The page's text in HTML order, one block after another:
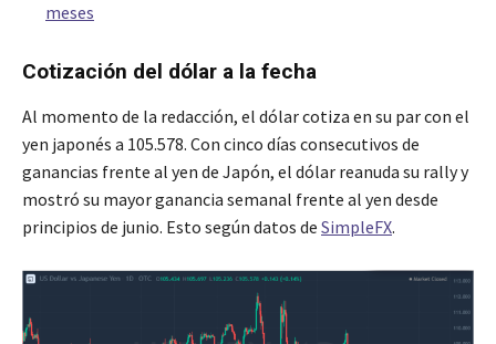
meses
Cotización del dólar a la fecha
Al momento de la redacción, el dólar cotiza en su par con el
yen japonés a 105.578. Con cinco días consecutivos de
ganancias frente al yen de Japón, el dólar reanuda su rally y
mostró su mayor ganancia semanal frente al yen desde
principios de junio. Esto según datos de SimpleFX.